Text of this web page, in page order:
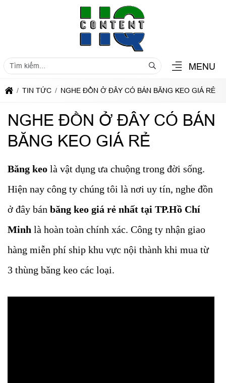
MENU
TIN TỨC NGHE ĐỒN Ở ĐÂY CÓ BÁN BĂNG KEO GIÁ RẺ
NGHE ĐỒN Ở ĐÂY CÓ BÁN
BĂNG KEO GIÁ RẺ
Băng keo là vật dụng ưa chuộng trong đời sống.
Hiện nay công ty chúng tôi là nơi uy tín, nghe đồn
ở đây bán băng keo giá rẻ nhất tại TP.Hồ Chí
Minh là hoàn toàn chính xác. Công ty nhận giao
hàng miễn phí ship khu vực nội thành khi mua từ
3 thùng băng keo các loại.